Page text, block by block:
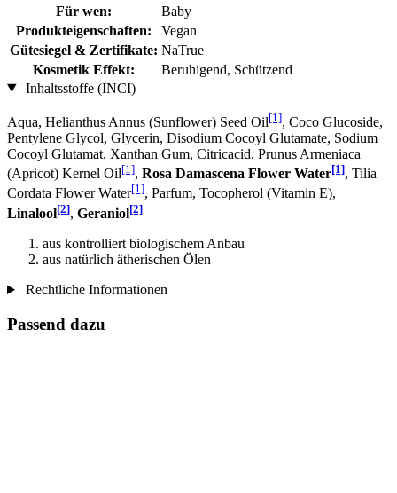
Für wen:
Baby
Produkteigenschaften:
Vegan
Gütesiegel & Zertifikate: NaTrue
Kosmetik Effekt:
Beruhigend, Schützend
Inhaltsstoffe (INCI)
Aqua, Helianthus Annus (Sunflower) Seed Oil[1], Coco Glucoside,
Pentylene Glycol, Glycerin, Disodium Cocoyl Glutamate, Sodium
Cocoyl Glutamat, Xanthan Gum, Citricacid, Prunus Armeniaca
(Apricot) Kernel Oil[1], Rosa Damascena Flower Water[1], Tilia
Cordata Flower Water[1], Parfum, Tocopherol (Vitamin E),
Linalool[2], Geraniol[2]
aus kontrolliert biologischem Anbau
aus natürlich ätherischen Ölen
Rechtliche Informationen
Passend dazu